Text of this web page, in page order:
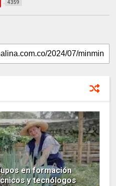
4359
en formación
y tecnólogos